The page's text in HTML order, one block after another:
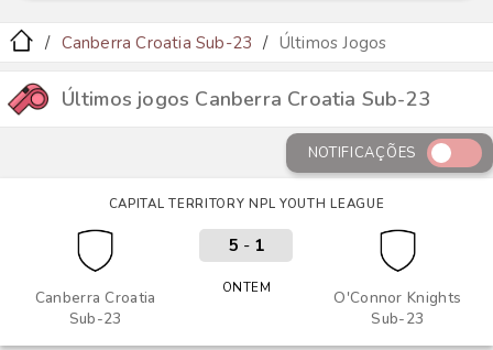
Canberra Croatia Sub-23 Últimos Jogos
Últimos jogos Canberra Croatia Sub-23
NOTIFICAÇÕES
CAPITAL TERRITORY NPL YOUTH LEAGUE
Canberra Croatia
Sub-23
O'Connor Knights
Sub-23
5 - 1
ONTEM